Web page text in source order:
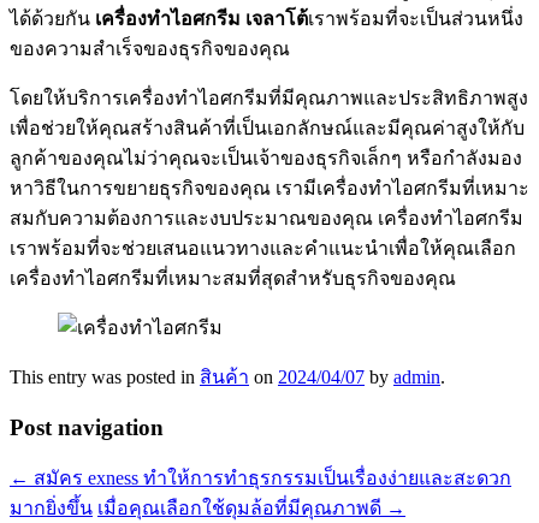
ได้ด้วยกัน เครื่องทําไอศกรีม เจลาโต้เราพร้อมที่จะเป็นส่วนหนึ่ง
ของความสำเร็จของธุรกิจของคุณ
โดยให้บริการเครื่องทำไอศกรีมที่มีคุณภาพและประสิทธิภาพสูง
เพื่อช่วยให้คุณสร้างสินค้าที่เป็นเอกลักษณ์และมีคุณค่าสูงให้กับ
ลูกค้าของคุณไม่ว่าคุณจะเป็นเจ้าของธุรกิจเล็กๆ หรือกำลังมอง
หาวิธีในการขยายธุรกิจของคุณ เรามีเครื่องทำไอศกรีมที่เหมาะ
สมกับความต้องการและงบประมาณของคุณ เครื่องทำไอศกรีม
เราพร้อมที่จะช่วยเสนอแนวทางและคำแนะนำเพื่อให้คุณเลือก
เครื่องทำไอศกรีมที่เหมาะสมที่สุดสำหรับธุรกิจของคุณ
This entry was posted in สินค้า on 2024/04/07 by admin.
Post navigation
← สมัคร exness ทำให้การทำธุรกรรมเป็นเรื่องง่ายและสะดวก
มากยิ่งขึ้น เมื่อคุณเลือกใช้ดุมล้อที่มีคุณภาพดี →